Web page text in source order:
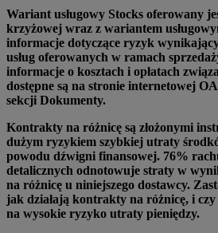
Wariant usługowy Stocks oferowany
krzyżowej wraz z wariantem
informacje dotyczące ryzyk
usług oferowanych w ramach
informacje o kosztach i opłatach
dostępne są na stronie internetowej
sekcji Dokumenty.
Kontrakty na różnicę są złożonymi
dużym ryzykiem szybkiej utraty
powodu dźwigni finansowej. 76%
detalicznych odnotowuje straty w
na różnicę u niniejszego dostawcy.
jak działają kontrakty na różnicę, i czy
na wysokie ryzyko utraty pieniędzy.